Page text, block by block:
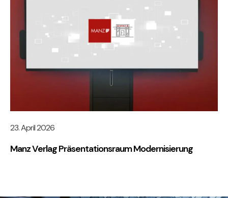
23. April 2026
Manz Verlag Präsentationsraum Modernisierung